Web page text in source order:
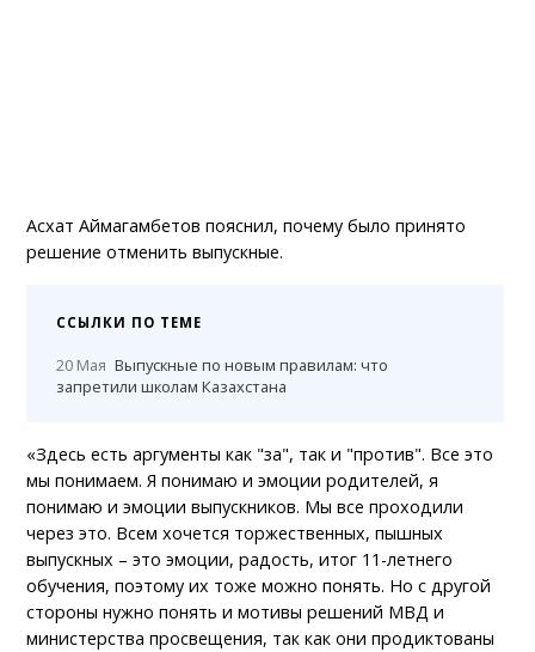
Асхат Аймагамбетов пояснил, почему было принято
решение отменить выпускные.
ССЫЛКИ ПО ТЕМЕ
20 Мая Выпускные по новым правилам: что
запретили школам Казахстана
«Здесь есть аргументы как "за", так и "против". Все это
мы понимаем. Я понимаю и эмоции родителей, я
понимаю и эмоции выпускников. Мы все проходили
через это. Всем хочется торжественных, пышных
выпускных – это эмоции, радость, итог 11-летнего
обучения, поэтому их тоже можно понять. Но с другой
стороны нужно понять и мотивы решений МВД и
министерства просвещения, так как они продиктованы